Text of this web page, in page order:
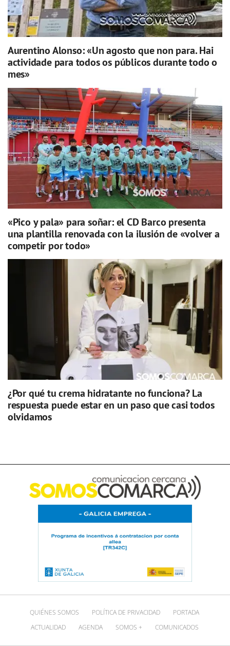
Aurentino Alonso: «Un agosto que non para. Hai
actividade para todos os públicos durante todo o
mes»
«Pico y pala» para soñar: el CD Barco presenta
una plantilla renovada con la ilusión de «volver a
competir por todo»
¿Por qué tu crema hidratante no funciona? La
respuesta puede estar en un paso que casi todos
olvidamos
QUIÉNES SOMOS POLÍTICA DE PRIVACIDAD
PORTADA
ACTUALIDAD
AGENDA SOMOS + COMUNICADOS